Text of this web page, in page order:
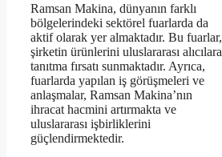
Ramsan Makina, dünyanın farklı
bölgelerindeki sektörel fuarlarda da
aktif olarak yer almaktadır. Bu fuarlar,
şirketin ürünlerini uluslararası alıcılara
tanıtma fırsatı sunmaktadır. Ayrıca,
fuarlarda yapılan iş görüşmeleri ve
anlaşmalar, Ramsan Makina’nın
ihracat hacmini artırmakta ve
uluslararası işbirliklerini
güçlendirmektedir.